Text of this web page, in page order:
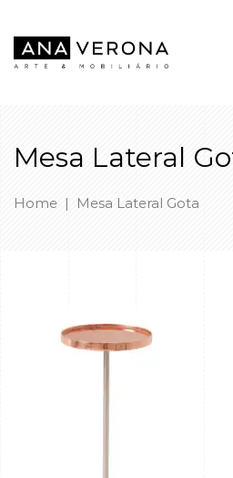
Mesa Lateral
Home | Mesa Lateral Gota